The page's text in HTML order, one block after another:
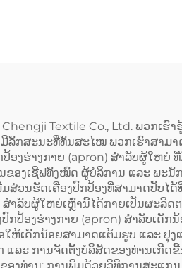
Back)
ເປັ
Textile Co., Ltd. ພວກເຮົ
ລັກສະນະທີ່ທັນສະໄໝ ພວກເຮົາສາມ
ປ້ອງຮ່າງກາຍ (apron) ສຳລັບຜູ້ໃຫ
ຂອງເຊີຟທັງໝົດ ຜູ້ບໍລິການ ແລະ ພະນັ
ມສ່ວນຮັດເຄື່ອງປົກປ້ອງທີ່ສາມາດປັບໄ
ສຳລັບຜູ້ໃຫຍ່ເຫຼົ່ານີ້ໄດ້ກາຍເປັນຜະລິດ
ປົກປ້ອງຮ່າງກາຍ (apron) ສຳລັບເ
ໃຫ້ເດັກນ້ອຍສາມາດແຕ້ມຮູບ ແລະ ປຸ
ແລະ ການຈັດຕັ້ງບໍລິສັດຂອງທ່ານເກີ